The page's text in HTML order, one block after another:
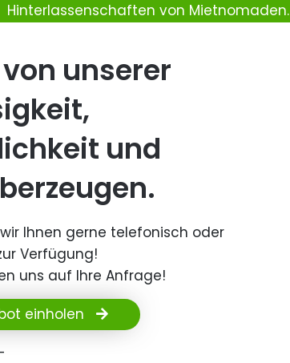
Hinterlassenschaften von Mietnomaden.
unserer
und
Ihnen gerne telefonisch oder
Verfügung!
uns auf Ihre Anfrage!
einholen